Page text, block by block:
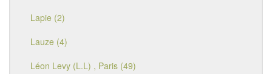
Lapie (2)
Lauze (4)
Léon Levy (L.L) , Paris (49)